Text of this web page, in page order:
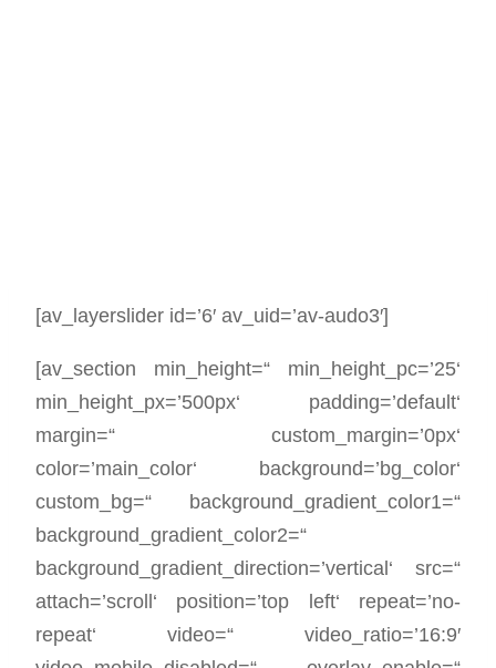
[av_layerslider id=’6′ av_uid=’av-audo3′]
[av_section min_height=“ min_height_pc=’25‘
min_height_px=’500px‘ padding=’default‘
margin=“ custom_margin=’0px‘
color=’main_color‘ background=’bg_color‘
custom_bg=“ background_gradient_color1=“
background_gradient_color2=“
background_gradient_direction=’vertical‘ src=“
attach=’scroll‘ position=’top left‘ repeat=’no-
repeat‘ video=“ video_ratio=’16:9′